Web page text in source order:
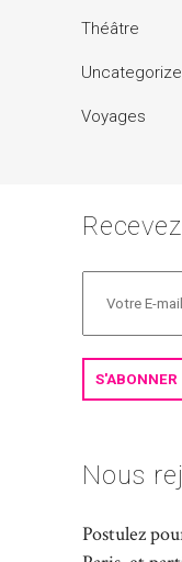
Théâtre
Voyages
Nous
Postulez